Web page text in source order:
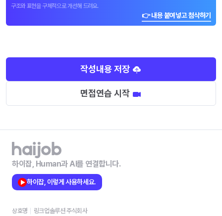
구조와 표현을 구체적으로 개선해 드려요.
👉 내용 붙여넣고 첨삭하기
작성내용 저장
면접연습 시작
하이잡, Human과 AI를 연결합니다.
하이잡, 이렇게 사용하세요.
상호명
링크업솔루션 주식회사